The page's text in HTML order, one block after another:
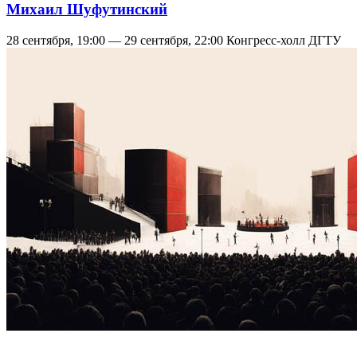
Михаил Шуфутинский
28 сентября, 19:00 — 29 сентября, 22:00 Конгресс-холл ДГТУ